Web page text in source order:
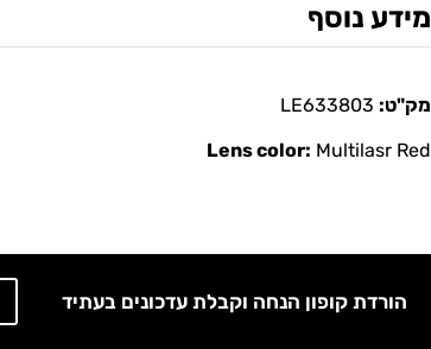
מידע נוסף
מק"ט:
Lens color: Multilasr Red
הורדת קופון הנחה וקבלת עדכונים בעתיד